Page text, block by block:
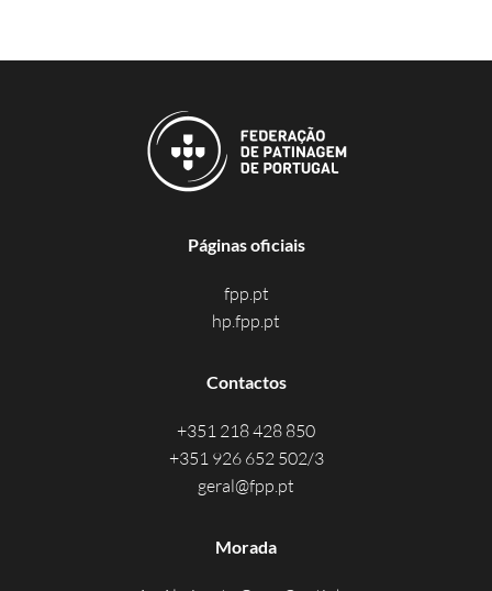
Páginas oficiais
fpp.pt
hp.fpp.pt
Contactos
+351 218 428 850
+351 926 652 502/3
geral@fpp.pt
Morada